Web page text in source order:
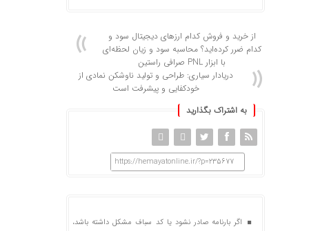
از خرید و فروش کدام ارزهای دیجیتال سود و
کدام ضرر کرده‌اید؟ محاسبه سود و زیان لحظه‌ای
با ابزار PNL صرافی راستین
دریادار سیاری: طراحی و تولید ناوشکن نمادی از
خودکفایی و پیشرفت است
به اشتراک بگذارید
https://hemayatonline.ir/?p=235677
اگر بارنامه صادر نشود یا کد سباف مشکل داشته باشد،